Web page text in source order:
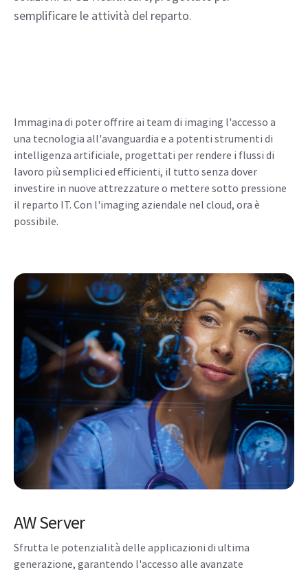
semplificare le attività del reparto.
Immagina di poter offrire ai team di imaging l'accesso a
una tecnologia all'avanguardia e a potenti strumenti di
intelligenza artificiale, progettati per rendere i flussi di
lavoro più semplici ed efficienti, il tutto senza dover
investire in nuove attrezzature o mettere sotto pressione
il reparto IT. Con l'imaging aziendale nel cloud, ora è
possibile.
AW Server
Sfrutta le potenzialità delle applicazioni di ultima
generazione, garantendo l'accesso alle avanzate